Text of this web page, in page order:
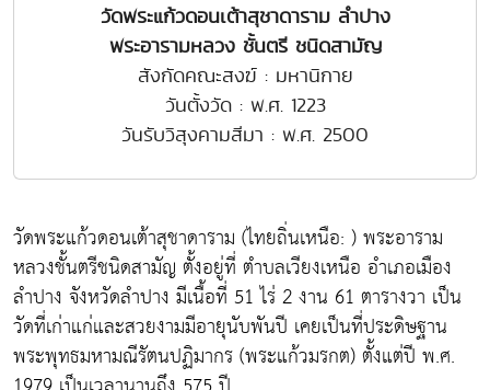
วัดพระแก้วดอนเต้าสุชาดาราม ลำปาง
พระอารามหลวง ชั้นตรี ชนิดสามัญ
สังกัดคณะสงฆ์ : มหานิกาย
วันตั้งวัด : พ.ศ. 1223
วันรับวิสุงคามสีมา : พ.ศ. 2500
วัดพระแก้วดอนเต้าสุชาดาราม (ไทยถิ่นเหนือ: ) พระอาราม
หลวงชั้นตรีชนิดสามัญ ตั้งอยู่ที่ ตำบลเวียงเหนือ อำเภอเมือง
ลำปาง จังหวัดลำปาง มีเนื้อที่ 51 ไร่ 2 งาน 61 ตารางวา เป็น
วัดที่เก่าแก่และสวยงามมีอายุนับพันปี เคยเป็นที่ประดิษฐาน
พระพุทธมหามณีรัตนปฏิมากร (พระแก้วมรกต) ตั้งแต่ปี พ.ศ.